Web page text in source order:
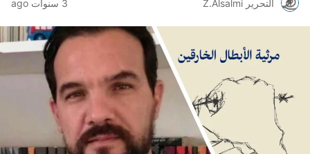
التحرير Z.Alsalmi 3 سنوات ago